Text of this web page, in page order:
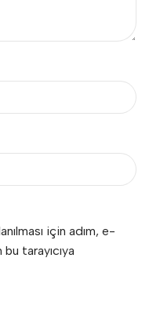
için adım, e-
tarayıcıya